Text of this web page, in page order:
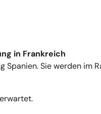
in Frankreich
Spanien. Sie werden im